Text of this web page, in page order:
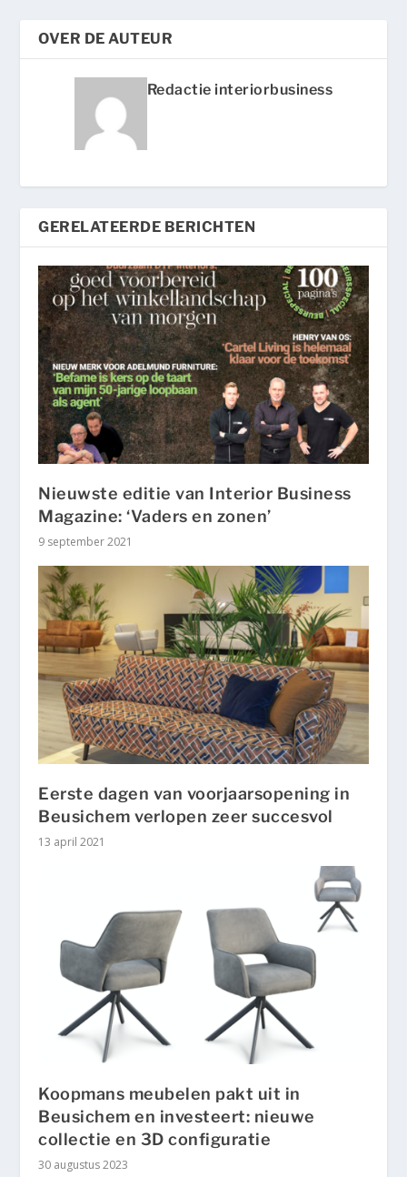
OVER DE AUTEUR
Redactie interiorbusiness
GERELATEERDE BERICHTEN
Nieuwste editie van Interior Business
Magazine: ‘Vaders en zonen’
9 september 2021
Eerste dagen van voorjaarsopening in
Beusichem verlopen zeer succesvol
13 april 2021
Koopmans meubelen pakt uit in
Beusichem en investeert: nieuwe
collectie en 3D configuratie
30 augustus 2023